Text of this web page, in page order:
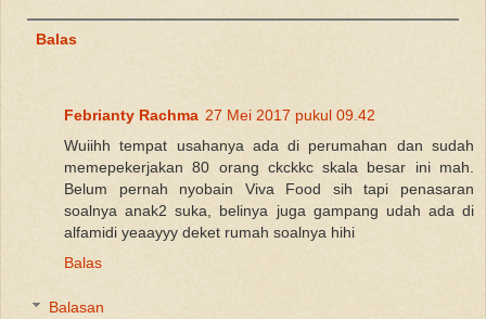
Balas
Febrianty Rachma 27 Mei 2017 pukul 09.42
Wuiihh tempat usahanya ada di perumahan dan sudah
memepekerjakan 80 orang ckckkc skala besar ini mah.
Belum pernah nyobain Viva Food sih tapi penasaran
soalnya anak2 suka, belinya juga gampang udah ada di
alfamidi yeaayyy deket rumah soalnya hihi
Balas
Balasan